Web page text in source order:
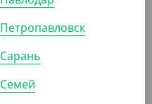
Петропавловск
Сарань
Семей